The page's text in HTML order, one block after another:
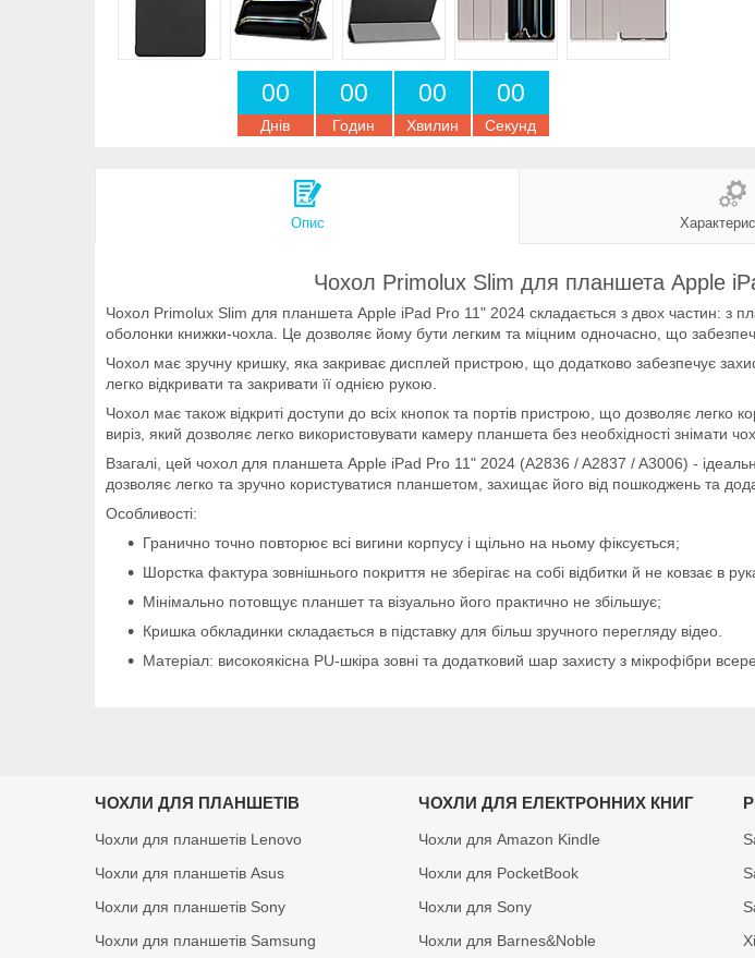
00
Днів
00
Годин
00
Хвилин
00
Секунд
Опис
Чохол Primolux Slim для планшета Apple
Чохол Primolux Slim для планшета Apple iPad Pro 11" 2024 складається з двох частин: з
оболонки книжки-чохла. Це дозволяє йому бути легким та міцним одночасно, що
Чохол має зручну кришку, яка закриває дисплей пристрою, що додатково забезпечує
легко відкривати та закривати її однією рукою.
Чохол має також відкриті доступи до всіх кнопок та портів пристрою, що дозволяє
виріз, який дозволяє легко використовувати камеру планшета без необхідності знімати
Взагалі, цей чохол для планшета Apple iPad Pro 11" 2024 (A2836 / A2837 / A3006) -
дозволяє легко та зручно користуватися планшетом, захищає його від пошкоджень та
Особливості:
Гранично точно повторює всі вигини корпусу і щільно на ньому фіксується;
Шорстка фактура зовнішнього покриття не зберігає на собі відбитки й не ковзає в
Мінімально потовщує планшет та візуально його практично не збільшує;
Кришка обкладинки складається в підставку для більш зручного перегляду відео.
Матеріал: високоякісна PU-шкіра зовні та додатковий шар захисту з мікрофібри
ЧОХЛИ ДЛЯ ПЛАНШЕТІВ
Чохли для планшетів Lenovo
Чохли для планшетів Asus
Чохли для планшетів Sony
Чохли для планшетів Samsung
ЧОХЛИ ДЛЯ ЕЛЕКТРОННИХ КНИГ
Чохли для Amazon Kindle
Чохли для PocketBook
Чохли для Sony
Чохли для Barnes&Noble